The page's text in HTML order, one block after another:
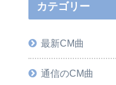
カテゴリー
最新CM曲
通信のCM曲